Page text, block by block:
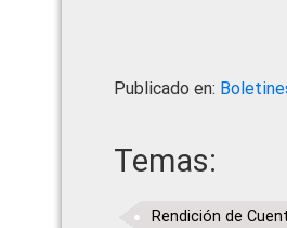
Publicado en:
Temas:
Rendición de